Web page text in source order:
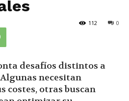
0
112
desafíos distintos a
necesitan
costes, otras buscan